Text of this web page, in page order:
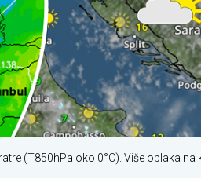
(T850hPa oko 0°C). Više oblaka na